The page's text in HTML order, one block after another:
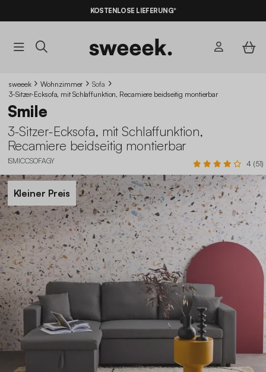
KOSTENLOSE LIEFERUNG*
sweeek Wohnzimmer
Sofa
3-Sitzer-Ecksofa, mit Schlaffunktion, Recamiere beidseitig montierbar
Smile
3-Sitzer-Ecksofa, mit Schlaffunktion,
Recamiere beidseitig montierbar
ISMICCSOFAGY 4 (51)
Kleiner Preis